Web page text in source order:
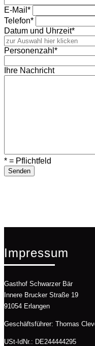
E-Mail*
Telefon*
Datum und Uhrzeit*
Personenzahl*
Ihre Nachricht
* = Pflichtfeld
Impressum
Gasthof Schwarzer Bär
Innere Brucker Straße 19
91054 Erlangen
Geschäftsführer: Thomas
USt-IdNr.: DE244444295